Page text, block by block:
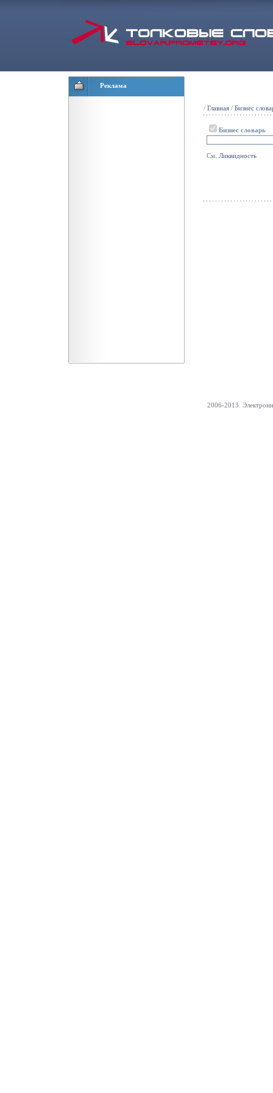
Реклама
/ Главная / Бизнес
Бизнес словарь
См. Ликвидность
2006-2013.